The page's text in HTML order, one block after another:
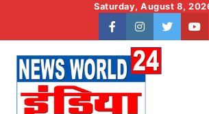
content
Saturday, August 8,
facebookinstagram
twitter